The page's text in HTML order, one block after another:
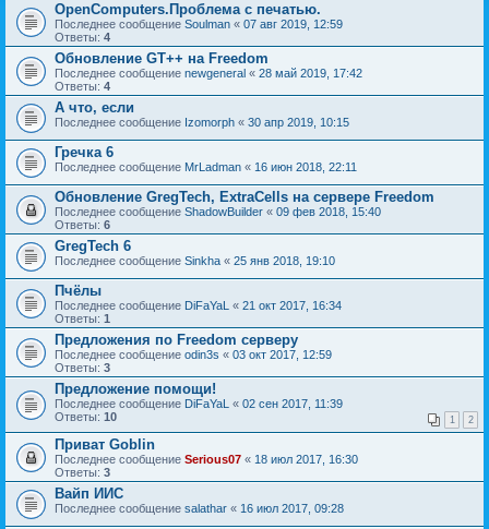
OpenComputers.Проблема с печатью.
Последнее сообщение Soulman « 07 авг 2019, 12:59
Ответы: 4
Обновление GT++ на Freedom
Последнее сообщение newgeneral « 28 май 2019, 17:42
Ответы: 4
А что, если
Последнее сообщение Izomorph « 30 апр 2019, 10:15
Гречка 6
Последнее сообщение MrLadman « 16 июн 2018, 22:11
Обновление GregTech, ExtraCells на сервере Freedom
Последнее сообщение ShadowBuilder « 09 фев 2018, 15:40
Ответы: 6
GregTech 6
Последнее сообщение Sinkha « 25 янв 2018, 19:10
Пчёлы
Последнее сообщение DiFaYaL « 21 окт 2017, 16:34
Ответы: 1
Предложения по Freedom серверу
Последнее сообщение odin3s « 03 окт 2017, 12:59
Ответы: 3
Предложение помощи!
Последнее сообщение DiFaYaL « 02 сен 2017, 11:39
Ответы: 10 1 2
Приват Goblin
Последнее сообщение Serious07 « 18 июл 2017, 16:30
Ответы: 3
Вайп ИИС
Последнее сообщение salathar « 16 июл 2017, 09:28